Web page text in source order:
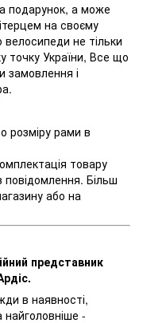
подарунок, а може
на своєму
не тільки
точку України, Все що
замовлення і
розміру рами в
товару
Більш
або на
представник
в наявності,
найголовніше -